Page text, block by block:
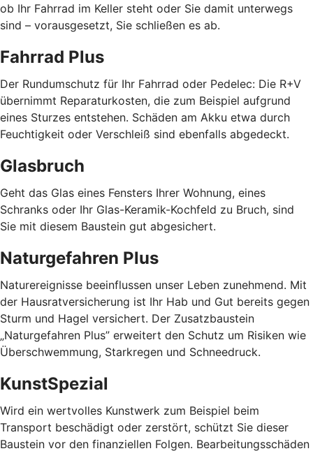
ob Ihr Fahrrad im Keller steht oder Sie damit unterwegs
sind – vorausgesetzt, Sie schließen es ab.
Fahrrad Plus
Der Rundumschutz für Ihr Fahrrad oder Pedelec: Die R+V
übernimmt Reparaturkosten, die zum Beispiel aufgrund
eines Sturzes entstehen. Schäden am Akku etwa durch
Feuchtigkeit oder Verschleiß sind ebenfalls abgedeckt.
Glasbruch
Geht das Glas eines Fensters Ihrer Wohnung, eines
Schranks oder Ihr Glas-Keramik-Kochfeld zu Bruch, sind
Sie mit diesem Baustein gut abgesichert.
Naturgefahren Plus
Naturereignisse beeinflussen unser Leben zunehmend. Mit
der Hausratversicherung ist Ihr Hab und Gut bereits gegen
Sturm und Hagel versichert. Der Zusatzbaustein
„Naturgefahren Plus” erweitert den Schutz um Risiken wie
Überschwemmung, Starkregen und Schneedruck.
KunstSpezial
Wird ein wertvolles Kunstwerk zum Beispiel beim
Transport beschädigt oder zerstört, schützt Sie dieser
Baustein vor den finanziellen Folgen. Bearbeitungsschäden